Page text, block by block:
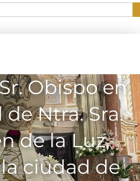
Obispo en
Ntra. Sra.
de la Luz,
ciudad de